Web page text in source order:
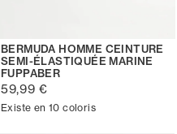
BERMUDA HOMME CEINTURE
SEMI-ÉLASTIQUÉE MARINE
FUPPABER
59,99 €
Existe en 10 coloris